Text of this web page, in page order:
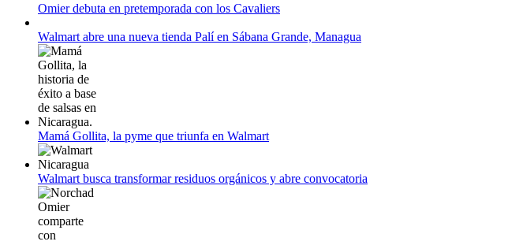
12 de agosto:
Empieza La Liga 2022-2023
Omier debuta en pretemporada con los Cavaliers
Walmart abre una nueva tienda Palí en Sábana Grande, Managua
Mamá Gollita, la pyme que triunfa en Walmart
Walmart busca transformar residuos orgánicos y abre convocatoria